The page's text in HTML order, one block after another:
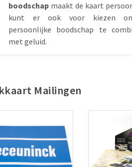
boodschap maakt de kaart
kunt er ook voor kiezen
persoonlijke boodschap te
met geluid.
Mailingen